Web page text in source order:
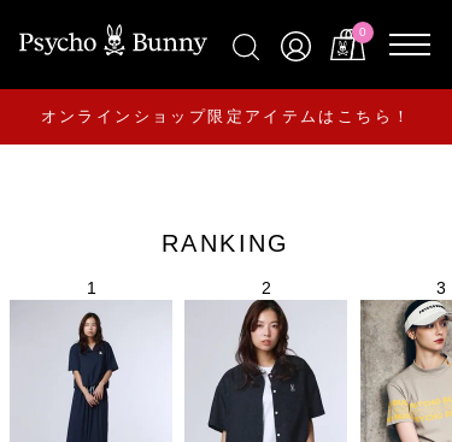
0
オンラインショップ限定アイテムはこちら！
RANKING